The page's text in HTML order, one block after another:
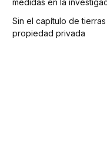
Sin el capítulo de
propiedad privada